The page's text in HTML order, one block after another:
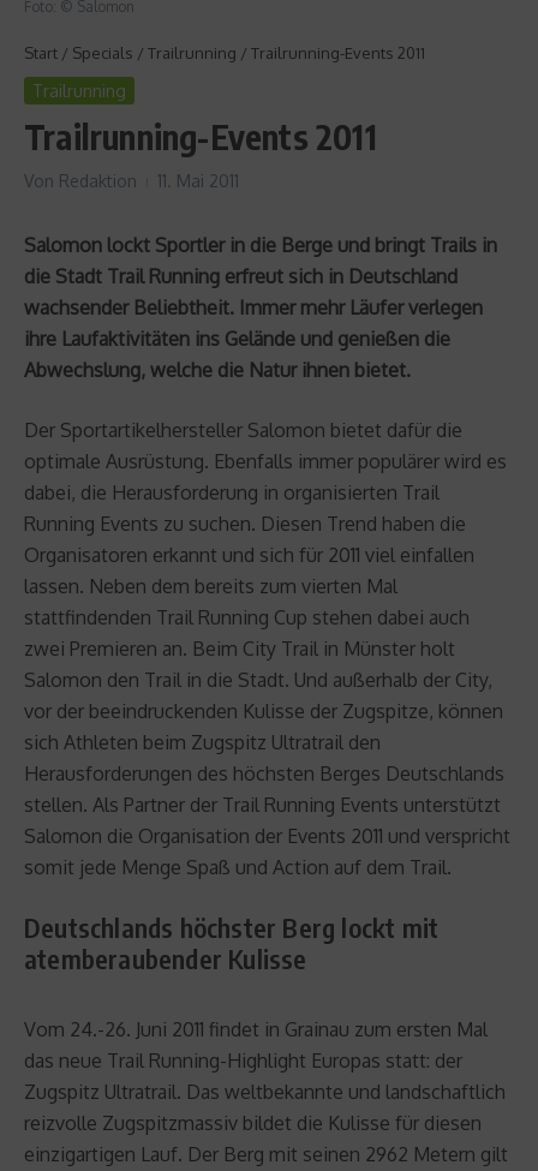
Foto: © Salomon
Start / Specials / Trailrunning / Trailrunning-Events 2011
Trailrunning
Trailrunning-Events 2011
Von Redaktion 11. Mai 2011
Salomon lockt Sportler in die Berge und bringt Trails in
die Stadt Trail Running erfreut sich in Deutschland
wachsender Beliebtheit. Immer mehr Läufer verlegen
ihre Laufaktivitäten ins Gelände und genießen die
Abwechslung, welche die Natur ihnen bietet.
Der Sportartikelhersteller Salomon bietet dafür die
optimale Ausrüstung. Ebenfalls immer populärer wird es
dabei, die Herausforderung in organisierten Trail
Running Events zu suchen. Diesen Trend haben die
Organisatoren erkannt und sich für 2011 viel einfallen
lassen. Neben dem bereits zum vierten Mal
stattfindenden Trail Running Cup stehen dabei auch
zwei Premieren an. Beim City Trail in Münster holt
Salomon den Trail in die Stadt. Und außerhalb der City,
vor der beeindruckenden Kulisse der Zugspitze, können
sich Athleten beim Zugspitz Ultratrail den
Herausforderungen des höchsten Berges Deutschlands
stellen. Als Partner der Trail Running Events unterstützt
Salomon die Organisation der Events 2011 und verspricht
somit jede Menge Spaß und Action auf dem Trail.
Deutschlands höchster Berg lockt mit
atemberaubender Kulisse
Vom 24.-26. Juni 2011 findet in Grainau zum ersten Mal
das neue Trail Running-Highlight Europas statt: der
Zugspitz Ultratrail. Das weltbekannte und landschaftlich
reizvolle Zugspitzmassiv bildet die Kulisse für diesen
einzigartigen Lauf. Der Berg mit seinen 2962 Metern gilt